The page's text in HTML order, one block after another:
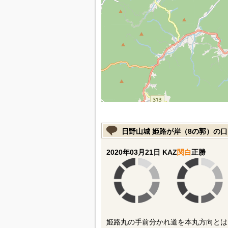
日野山城 姫路が岸（8の郭）の
2020年03月21日 KAZ関白正勝